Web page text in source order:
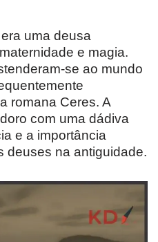
uma deusa
e magia.
se ao mundo
romana Ceres. A
com uma dádiva
e a importância
deuses na antiguidade.